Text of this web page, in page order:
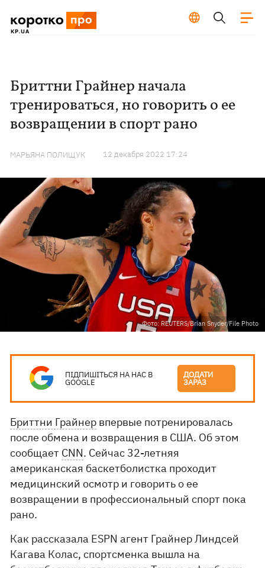
Бриттни Грайнер начала
тренироваться, но говорить о ее
возвращении в спорт рано
МАРЬЯНА ПОЛИЩУК 12 декабря 2022 17:24
Фото: REUTERS/Brian Snyder/File Photo
ПІДПИШІТЬСЯ НА НАС В
GOOGLE
ДОДАТИ
ЗАРАЗ
Бриттни Грайнер впервые потренировалась
после обмена и возвращения в США. Об этом
сообщает CNN. Сейчас 32-летняя
американская баскетболистка проходит
медицинский осмотр и говорить о ее
возвращении в профессиональный спорт пока
рано.
Как рассказала ESPN агент Грайнер Линдсей
Кагава Колас, спортсменка вышла на